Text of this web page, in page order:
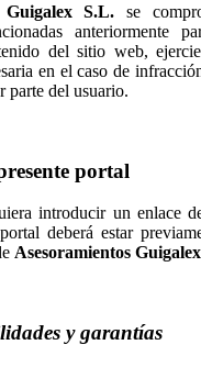
se
anteriormente
del sitio web,
en el caso de
parte del usuario.
portal
introducir un enlace
deberá estar
y garantías